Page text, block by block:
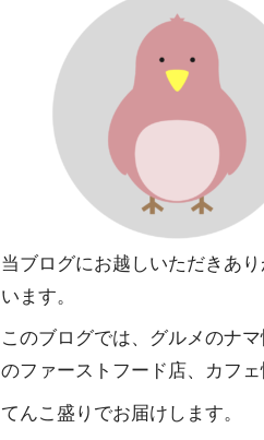
当ブログにお越しいただきあ
います。
このブログでは、グルメのナ
のファーストフード店、カフ
てんこ盛りでお届けします。